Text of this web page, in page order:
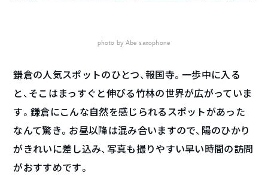
photo by Abe saxophone
鎌倉の人気スポットのひとつ、報国寺。一歩中に入る
と、そこはまっすぐと伸びる竹林の世界が広がっていま
す。鎌倉にこんな自然を感じられるスポットがあった
なんて驚き。お昼以降は混み合いますので、陽のひかり
がきれいに差し込み、写真も撮りやすい早い時間の訪問
がおすすめです。